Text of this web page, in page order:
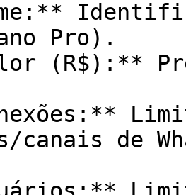
Pro).
canais de